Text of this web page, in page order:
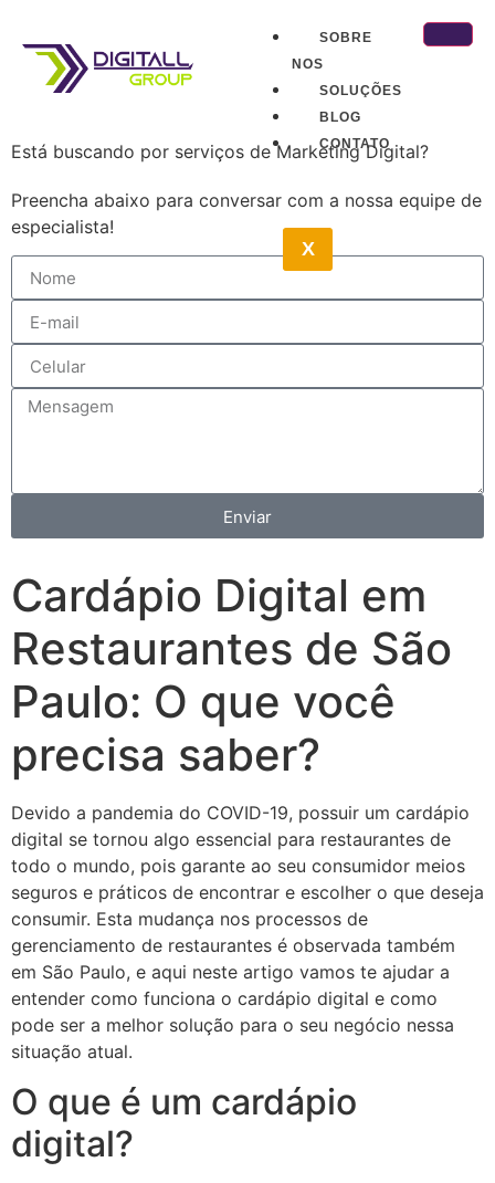
SOBRE
NOS
SOLUÇÕES
BLOG
CONTATO
X
Está buscando por serviços de Marketing Digital?
Preencha abaixo para conversar com a nossa equipe de
especialista!
Enviar
Cardápio Digital em
Restaurantes de São
Paulo: O que você
precisa saber?
Devido a pandemia do COVID-19, possuir um cardápio
digital se tornou algo essencial para restaurantes de
todo o mundo, pois garante ao seu consumidor meios
seguros e práticos de encontrar e escolher o que deseja
consumir. Esta mudança nos processos de
gerenciamento de restaurantes é observada também
em São Paulo, e aqui neste artigo vamos te ajudar a
entender como funciona o cardápio digital e como
pode ser a melhor solução para o seu negócio nessa
situação atual.
O que é um cardápio
digital?